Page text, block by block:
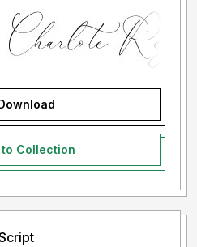
silahkan gunakan sesuai
setelah anda membeli
yang akan anda perlukan,
:
storytypestudio@gmail.com
to Collection